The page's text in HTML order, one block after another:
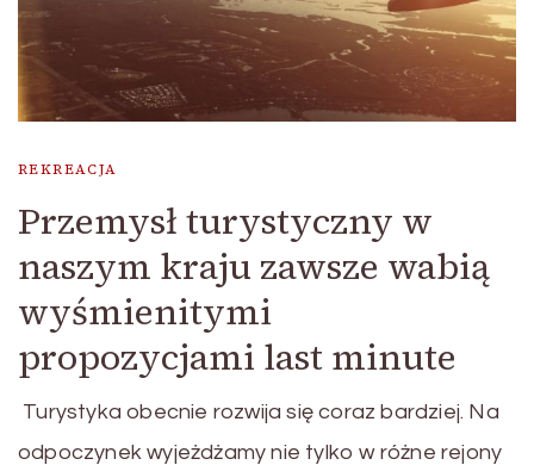
REKREACJA
Przemysł turystyczny w
naszym kraju zawsze wabią
wyśmienitymi
propozycjami last minute
Turystyka obecnie rozwija się coraz bardziej. Na
odpoczynek wyjeżdżamy nie tylko w różne rejony